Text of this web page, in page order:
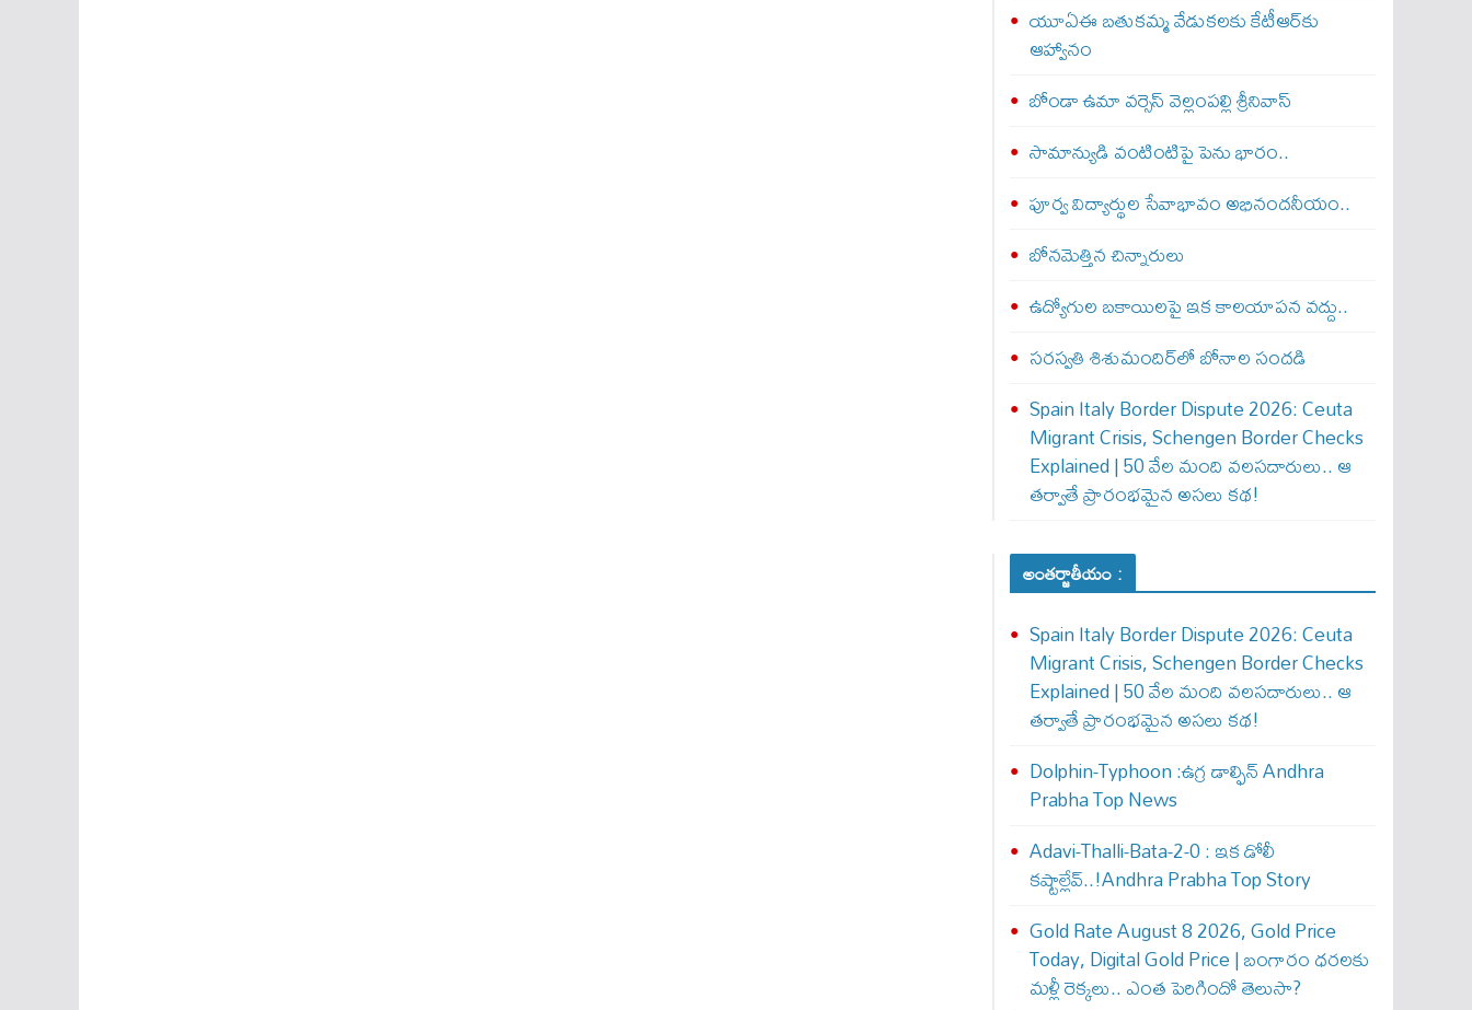
యూఏఈ బతుకమ్మ వేడుకలకు కేటీఆర్‌కు
ఆహ్వానం
బోండా ఉమా వర్సెస్ వెల్లంపల్లి శ్రీనివాస్‌
సామాన్యుడి వంటింటిపై పెను భారం..
పూర్వ విద్యార్థుల సేవాభావం అభినందనీయం..
బోన‌మెత్తిన చిన్నారులు
ఉద్యోగుల బకాయిలపై ఇక కాలయాపన వద్దు..
సరస్వతి శిశుమందిర్‌లో బోనాల సందడి
Spain Italy Border Dispute 2026: Ceuta
Migrant Crisis, Schengen Border Checks
Explained | 50 వేల మంది వలసదారులు.. ఆ
తర్వాతే ప్రారంభ‌మైన అసలు కథ!
అంతర్జాతీయం :
Spain Italy Border Dispute 2026: Ceuta
Migrant Crisis, Schengen Border Checks
Explained | 50 వేల మంది వలసదారులు.. ఆ
తర్వాతే ప్రారంభ‌మైన అసలు కథ!
Dolphin-Typhoon :ఉగ్ర డాల్ఫిన్ Andhra
Prabha Top News
Adavi-Thalli-Bata-2-0 : ఇక డోలీ
క‌ష్టాల్లేవ్..!Andhra Prabha Top Story
Gold Rate August 8 2026, Gold Price
Today, Digital Gold Price | బంగారం ధరలకు
మళ్లీ రెక్కలు.. ఎంత పెరిగిందో తెలుసా?